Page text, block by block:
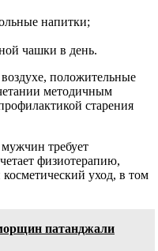
напитки;
чашки в день.
положительные
методичным
старения
требует
физиотерапию,
уход, в том
патанджали